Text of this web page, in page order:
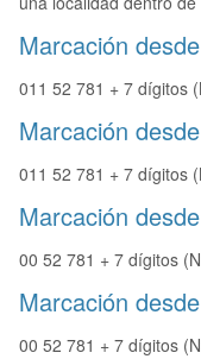
Marcación
011 52 781 + 7 dígitos
Marcación
011 52 781 + 7 dígitos
Marcación
00 52 781 + 7 dígitos
Marcación
00 52 781 + 7 dígitos